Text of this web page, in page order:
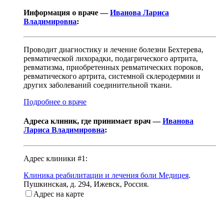
Информация о враче —Иванова Лариса
Владимировна:
Проводит диагностику и лечение болезни Бехтерева,
ревматической лихорадки, подагрического артрита,
ревматизма, приобретенных ревматических пороков,
ревматического артрита, системной склеродермии и
других заболеваний соединительной ткани.
Подробнее о враче
Адреса клиник, где принимает врач —Иванова
Лариса Владимировна:
Адрес клиники #1:
Клиника реабилитации и лечения боли Медицея.
Пушкинская, д. 294, Ижевск, Россия.
Адрес на карте